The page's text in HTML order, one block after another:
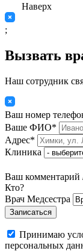
Наверх
;
Вызвать
Наш сотрудник
Ваш номер
Ваше ФИО*
Адрес*
Клиника
Ваш комментарий
Кто?
Врач Медсестра
Записаться
Принимаю
персональных